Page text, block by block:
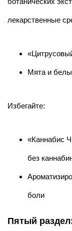
лекарственные
Мята и
Избегайте:
«Каннабис
без
боли
Пятый